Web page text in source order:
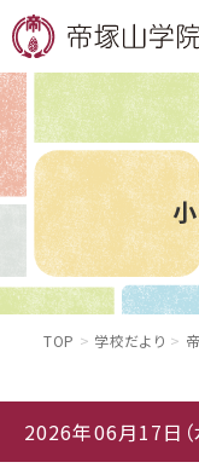
TOP 学校だより
2026年06月17日（